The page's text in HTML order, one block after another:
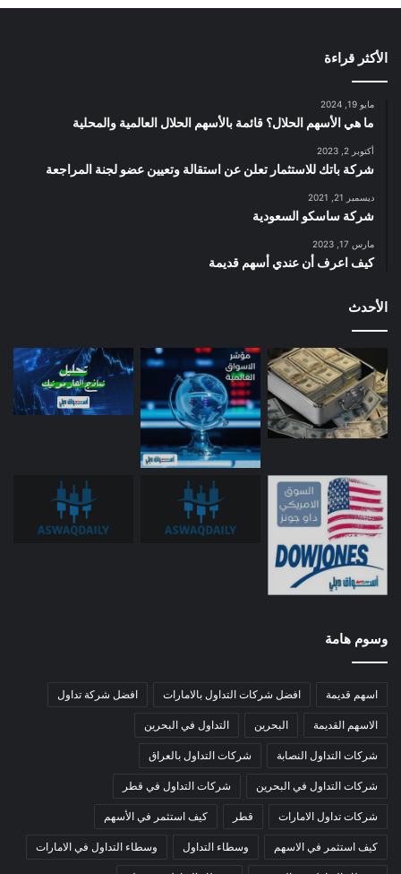
الأكثر قراءة
مايو 19, 2024
ما هي الأسهم الحلال؟ قائمة بالأسهم الحلال العالمية والمحلية
أكتوبر 2, 2023
شركة باتك للاستثمار تعلن عن استقالة وتعيين عضو لجنة المراجعة
ديسمبر 21, 2021
شركة ساسكو السعودية
مارس 17, 2023
كيف اعرف أن عندي أسهم قديمة
الأحدث
وسوم هامة
اسهم قديمة افضل شركات التداول بالامارات افضل شركة تداول
الاسهم القديمة البحرين التداول في البحرين
شركات التداول النصابة شركات التداول بالعراق
شركات التداول في البحرين شركات التداول في قطر
شركات تداول الامارات قطر كيف استثمر في الأسهم
كيف استثمر في الاسهم وسطاء التداول وسطاء التداول في الامارات